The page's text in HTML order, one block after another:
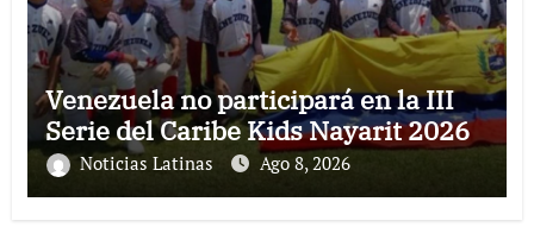
Venezuela no participará en la III
Serie del Caribe Kids Nayarit 2026
Noticias Latinas Ago 8, 2026